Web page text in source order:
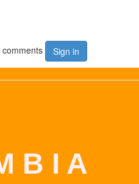
Sign in
B I A